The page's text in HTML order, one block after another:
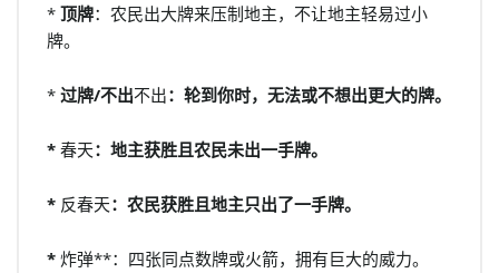
* 顶牌：农民出大牌来压制地主，不让地主轻易过小
牌。
* 过牌/不出不出：轮到你时，无法或不想出更大的牌。
* 春天：地主获胜且农民未出一手牌。
* 反春天：农民获胜且地主只出了一手牌。
* 炸弹**：四张同点数牌或火箭，拥有巨大的威力。